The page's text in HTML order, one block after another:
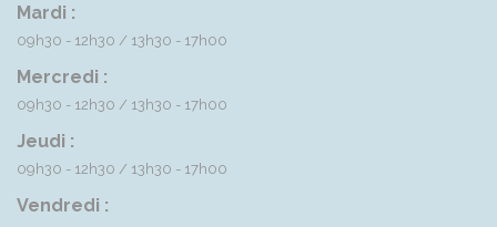
Mardi :
09h30 - 12h30 13h30 - 17h00
Mercredi :
09h30 - 12h30 13h30 - 17h00
Jeudi :
09h30 - 12h30 13h30 - 17h00
Vendredi :